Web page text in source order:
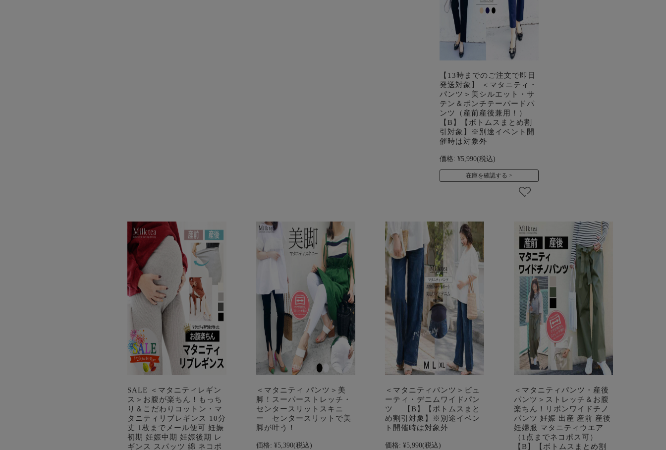
【13時までのご注文で即日
発送対象】 ＜マタニティ・
パンツ＞美シルエット・サ
テン＆ポンチテーパードパ
ンツ（産前産後兼用！）
【B】【ボトムスまとめ割
引対象】※別途イベント開
催時は対象外
価格: ¥5,990(税込)
在庫を確認する
SALE ＜マタニティレギン
ス＞お腹が楽ちん！もっち
り＆こだわりコットン・マ
タニティリブレギンス 10分
丈 1枚までメール便可 妊娠
初期 妊娠中期 妊娠後期 レ
ギンス スパッツ 綿 ネコポ
＜マタニティ パンツ＞美
脚！スーパーストレッチ・
センタースリットスキニ
ー センタースリットで美
脚が叶う！
価格: ¥5,390(税込)
＜マタニティパンツ＞ビュ
ーティ・デニムワイドパン
ツ 【B】【ボトムスまと
め割引対象】※別途イベン
ト開催時は対象外
価格: ¥5,990(税込)
＜マタニティパンツ・産後
パンツ＞ストレッチ＆お腹
楽ちん！リボンワイドチノ
パンツ 妊娠 出産 産前 産後
妊婦服 マタニティウエア
（1点までネコポス可）
【B】【ボトムスまとめ割